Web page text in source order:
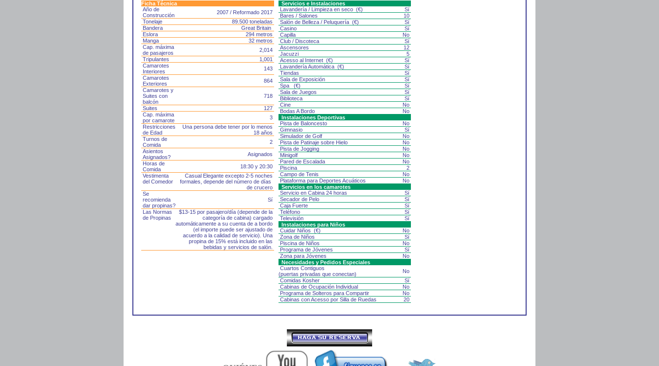
Ficha Técnica
Año de
Construcción
2007 / Reformado 2017
Tonelaje
89.500 toneladas
Bandera
Great Britain
Eslora
294 metros
Manga
32 metros
Cap. máxima
de pasajeros
2,014
Tripulantes
1,001
Camarotes
Interiores
143
Camarotes
Exteriores
864
Camarotes y
Suites con
balcón
718
Suites
127
Cap. máxima
por camarote
3
Restricciones
de Edad
Una persona debe tener por lo menos
18 años
Turnos de
Comida
2
Asientos
Asignados?
Asignados
Horas de
Comida
18:30 y 20:30
Vestimenta
del Comedor
Casual Elegante excepto 2-5 noches
formales, depende del número de días
de crucero
Se
recomienda
dar propinas?
Sí
Las Normas
de Propinas
$13-15 por pasajero/día (depende de la
categoría de cabina) cargado
automáticamente a su cuenta de a bordo
(el importe puede ser ajustado de
acuerdo a la calidad de servicio). Una
propina de 15% está incluido en las
bebidas y servicios de salón.
Servicios e Instalaciones
Lavandería / Limpieza en seco (€)
Sí
Bares / Salones
10
Salón de Belleza / Peluquería (€)
Sí
Casino
Sí
Capilla
No
Club / Discoteca
Sí
Ascensores
12
Jacuzzi
5
Acesso al Internet (€)
Sí
Lavandería Automática (€)
Sí
Tiendas
Sí
Sala de Exposición
Sí
Spa (€)
Sí
Sala de Juegos
Sí
Biblioteca
Sí
Cine
No
Bodas A Bordo
No
Instalaciones Deportivas
Pista de Baloncesto
No
Gimnasio
Sí
Simulador de Golf
No
Pista de Patinaje sobre Hielo
No
Pista de Jogging
No
Minigolf
No
Pared de Escalada
No
Piscina
2
Campo de Tenis
No
Plataforma para Deportes Acuáticos
No
Servicios en los camarotes
Servicio en Cabina 24 horas
Sí
Secador de Pelo
Sí
Caja Fuerte
Sí
Teléfono
Sí
Televisión
Sí
Instalaciones para Niños
Cuidar Niños (€)
No
Zona de Niños
Sí
Piscina de Niños
No
Programa de Jóvenes
Sí
Zona para Jóvenes
No
Necesidades y Pedidos Especiales
Cuartos Contiguos
(puertas privadas que conectan)
No
Comidas Kosher
Sí
Cabinas de Ocupación Individual
No
Programa de Solteros para Compartir
No
Cabinas con Acesso por Silla de Ruedas
20